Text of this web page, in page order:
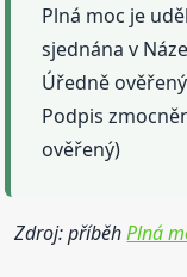
Plná moc je
sjednána v
Úředně
Podpis
ověřený)
Zdroj: příběhPlná